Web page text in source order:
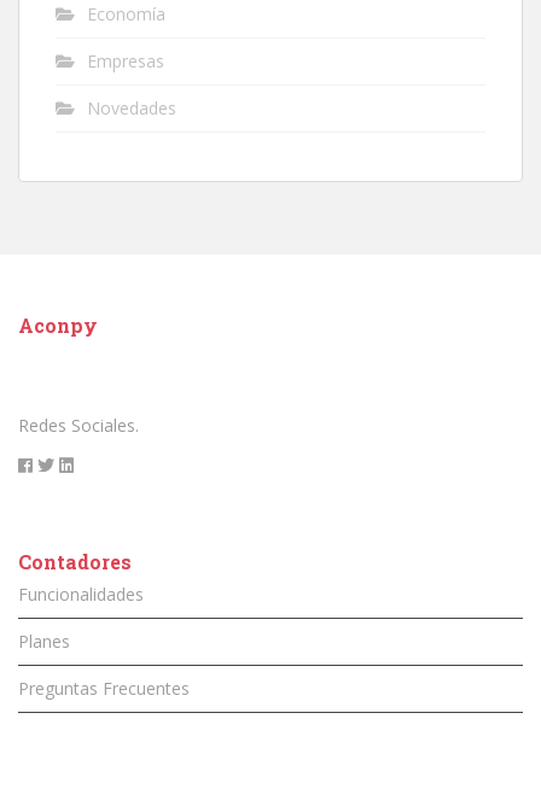
Economía
Empresas
Novedades
Aconpy
Redes Sociales.
Contadores
Funcionalidades
Planes
Preguntas Frecuentes